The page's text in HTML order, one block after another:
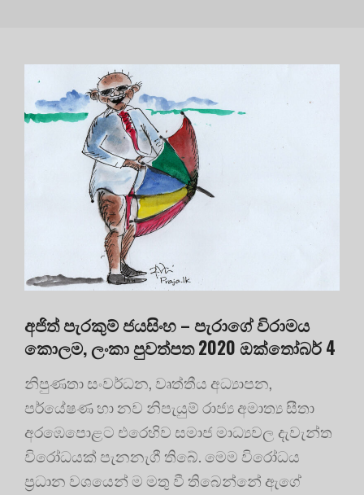
අජිත් පැරකුම් ජයසිංහ – පැරාගේ විරාමය
කොලම, ලංකා පුවත්පත 2020 ඔක්තෝබර් 4
නිපුණතා සංවර්ධන, වෘත්තීය අධ්‍යාපන,
පර්යේෂණ හා නව නිපැයුම් රාජ්‍ය අමාත්‍ය සීතා
අරඹෙපොළට එරෙහිව සමාජ මාධ්‍යවල දැවැන්ත
විරෝධයක් පැනනැගී තිබේ. මෙම විරෝධය
ප්‍රධාන වශයෙන් ම මතු වී තිබෙන්නේ ඇගේ